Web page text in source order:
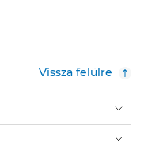
Vissza felülre